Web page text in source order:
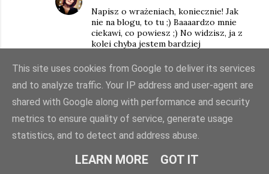
ODPOWIEDZ
Napisz o wrażeniach, koniecznie! Jak
nie na blogu, to tu ;) Baaaardzo mnie
ciekawi, co powiesz ;) No widzisz, ja z
kolei chyba jestem bardziej
mnie w snach to, co zobaczę na
ekranie, niż to, co przeczytam i sobie
wyobrażę ;) Nie wiem, co jest gorsze :)
Pierwsze co rzuca się w oczy to okładka, która
This site uses cookies from Google to deliver its services
and to analyze traffic. Your IP address and user-agent are
shared with Google along with performance and security
metrics to ensure quality of service, generate usage
statistics, and to detect and address abuse.
LEARN MORE GOT IT